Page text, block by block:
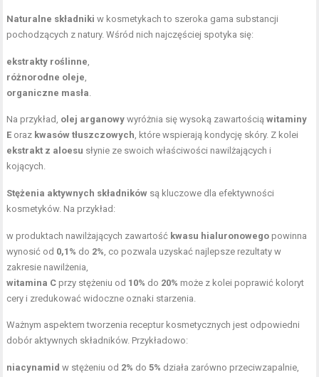
Naturalne składniki w kosmetykach to szeroka gama substancji
pochodzących z natury. Wśród nich najczęściej spotyka się:
ekstrakty roślinne,
różnorodne oleje,
organiczne masła.
Na przykład, olej arganowy wyróżnia się wysoką zawartościąwitaminy
E oraz kwasów tłuszczowych, które wspierają kondycję skóry. Z kolei
ekstrakt z aloesu słynie ze swoich właściwości nawilżających i
kojących.
Stężenia aktywnych składników są kluczowe dla efektywności
kosmetyków. Na przykład:
w produktach nawilżających zawartość kwasu hialuronowego powinna
wynosić od 0,1% do 2%, co pozwala uzyskać najlepsze rezultaty w
zakresie nawilżenia,
witamina C przy stężeniu od 10% do 20% może z kolei poprawić koloryt
cery i zredukować widoczne oznaki starzenia.
Ważnym aspektem tworzenia receptur kosmetycznych jest odpowiedni
dobór aktywnych składników. Przykładowo:
niacynamid w stężeniu od 2% do5% działa zarówno przeciwzapalnie,